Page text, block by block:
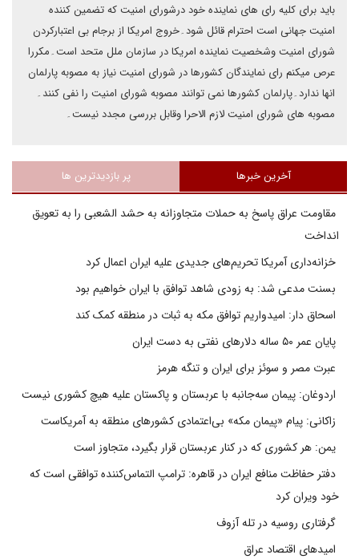
باید برای کلیه رای های نماینده خود درشورای امنیت که تضمین کننده
امنیت جهانی است احترام قائل شود۔خروج امریکا از برجام بی اعتبارکردن
شورای امنیت وشخصیت نماینده امریکا در سازمان ملل متحد است۔مکررا
عرص میکنم رای نمایندگان کشورها در شورای امنیت نیاز به مصوبه پارلمان
انها ندارد۔پارلمان کشورها نمی توانند مصوبه شورای امنیت را نفی کنند۔
مصوبه های شورای امنیت لازم الاحرا وقابل بررسی مجدد نیست۔
آخرین خبرها پر بازدیدترین ها
مقاومت عراق پاسخ به حملات متجاوزانه به حشد الشعبی را به تعویق
انداخت
خزانه‌داری آمریکا تحریم‌های جدیدی علیه ایران اعمال کرد
بسنت مدعی شد: به زودی شاهد توافق با ایران خواهیم بود
اسحاق دار: امیدواریم توافق مکه به ثبات در منطقه کمک کند
پایان عمر ۵۰ ساله دلارهای نفتی به دست ایران
عبرت مصر و سوئز برای ایران و تنگه هرمز
اردوغان: پیمان سه‌جانبه با عربستان و پاکستان علیه هیچ کشوری نیست
زاکانی: پیام «پیمان مکه» بی‌اعتمادی کشورهای منطقه به آمریکاست
یمن: هر کشوری که در کنار عربستان قرار بگیرد، متجاوز است
دفتر حفاظت منافع ایران در قاهره: ترامپ التماس‌کننده توافقی است که
خود ویران کرد
گرفتاری روسیه در تله آزوف
امیدهای اقتصاد عراق